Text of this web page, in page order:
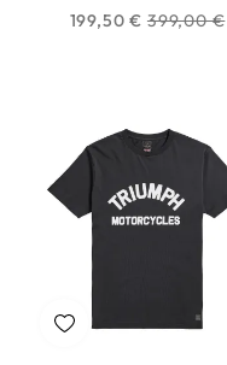
199,50 € Prix
399,00 €